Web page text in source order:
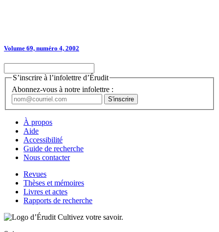
Volume 69, numéro 4, 2002
S’inscrire à l’infolettre d’Érudit
Abonnez-vous à notre infolettre :
À propos
Aide
Accessibilité
Guide de recherche
Nous contacter
Revues
Thèses et mémoires
Livres et actes
Rapports de recherche
Cultivez votre savoir.